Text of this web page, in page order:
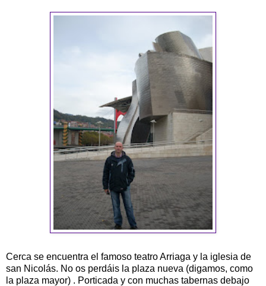
Cerca se encuentra el famoso teatro Arriaga y la iglesia de
san Nicolás. No os perdáis la plaza nueva (digamos, como
la plaza mayor) . Porticada y con muchas tabernas debajo